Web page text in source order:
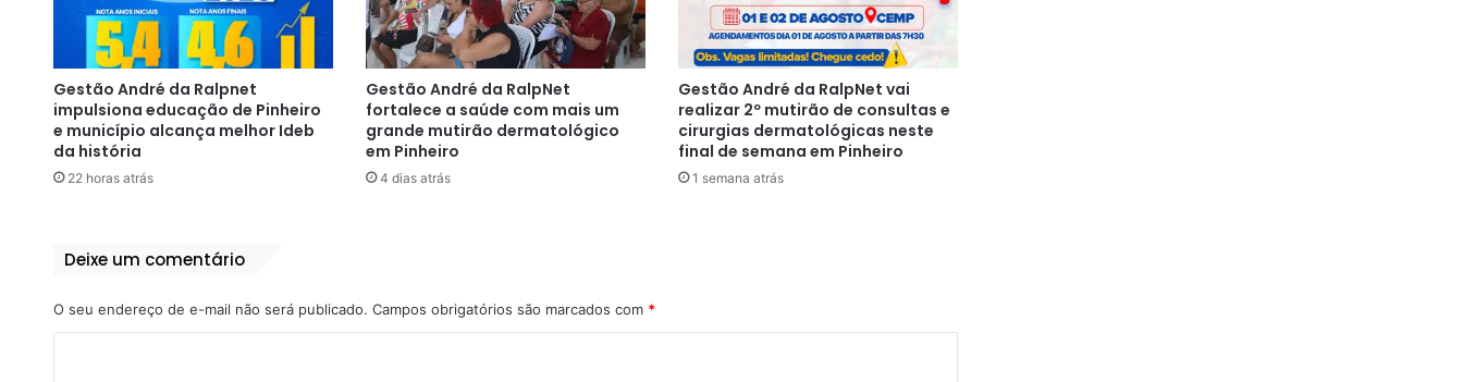
Gestão André da Ralpnet
impulsiona educação de Pinheiro
e município alcança melhor Ideb
da história
22 horas atrás
Gestão André da RalpNet
fortalece a saúde com mais um
grande mutirão dermatológico
em Pinheiro
4 dias atrás
Gestão André da RalpNet vai
realizar 2º mutirão de consultas e
cirurgias dermatológicas neste
final de semana em Pinheiro
1 semana atrás
Deixe um comentário
O seu endereço de e-mail não será publicado. Campos obrigatórios são marcados com *